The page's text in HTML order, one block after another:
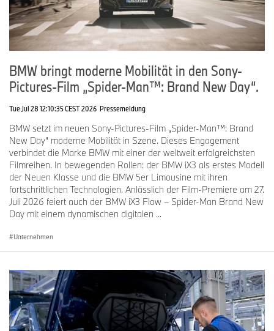
BMW bringt moderne Mobilität in den Sony-
Pictures-Film „Spider-Man™: Brand New Day“.
Tue Jul 28 12:10:35 CEST 2026 Pressemeldung
BMW setzt im neuen Sony-Pictures-Film „Spider-Man™: Brand
New Day“ moderne Mobilität in Szene. Dieses Engagement
verbindet die Marke BMW mit einer der weltweit erfolgreichsten
Filmreihen. In bewegenden Rollen: der BMW iX3 als erstes Modell
der Neuen Klasse und die BMW 5er Limousine mit ihren
fortschrittlichen Technologien. Anlässlich der Film-Premiere am 27.
Juli 2026 feiert auch der BMW iX3 Flow – Spider-Man Brand New
Day mit einem dynamischen digitalen ...
Unternehmen